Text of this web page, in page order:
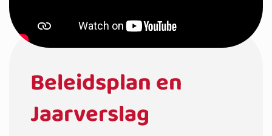
Beleidsplan en
Jaarverslag